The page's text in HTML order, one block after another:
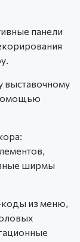
панели
выставочному
ширмы
из меню,